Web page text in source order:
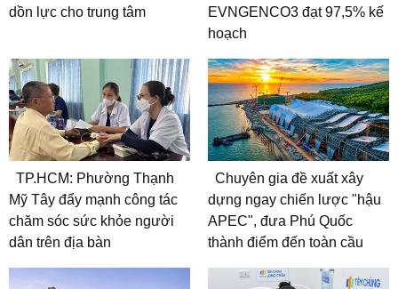
dồn lực cho trung tâm
EVNGENCO3 đạt 97,5% kế
hoạch
TP.HCM: Phường Thạnh
Mỹ Tây đẩy mạnh công tác
chăm sóc sức khỏe người
dân trên địa bàn
Chuyên gia đề xuất xây
dựng ngay chiến lược "hậu
APEC", đưa Phú Quốc
thành điểm đến toàn cầu